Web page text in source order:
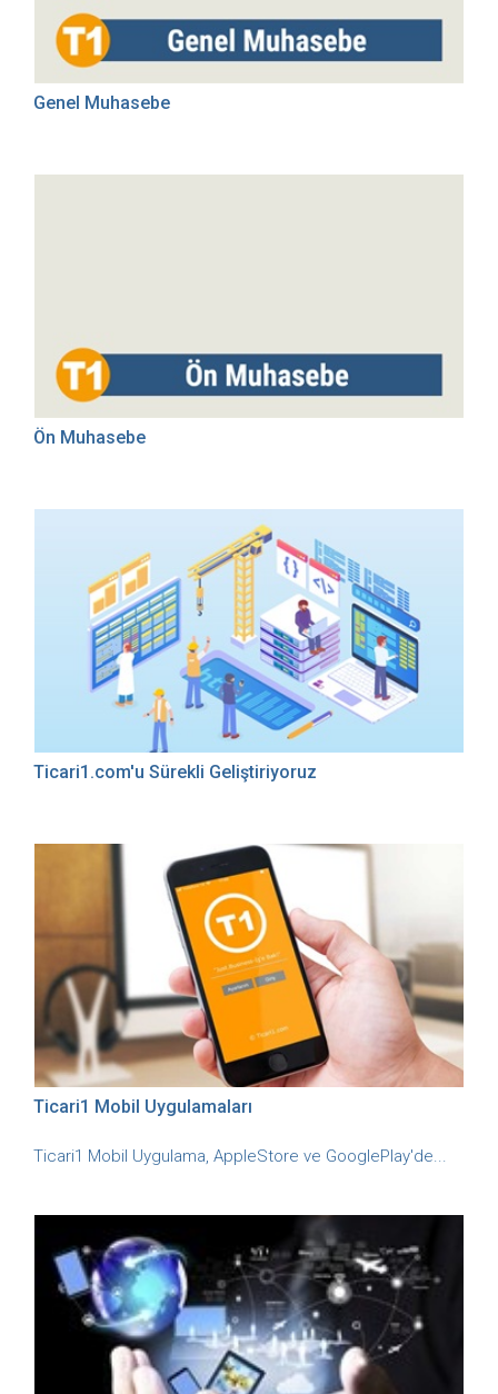
Genel Muhasebe
Ön Muhasebe
Ticari1.com'u Sürekli Geliştiriyoruz
Ticari1 Mobil Uygulamaları
Ticari1 Mobil Uygulama, AppleStore ve GooglePlay'de...